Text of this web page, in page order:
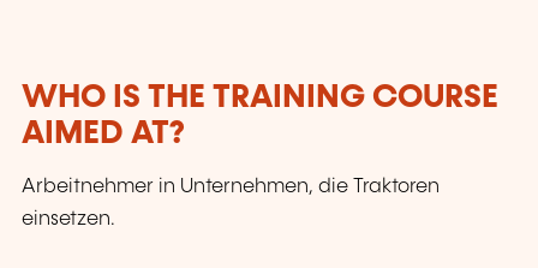
WHO IS THE TRAINING COURSE
AIMED AT?
Arbeitnehmer in Unternehmen, die Traktoren
einsetzen.